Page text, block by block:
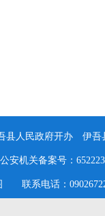
县人民政府开办 伊吾
安机关备案号：
联系电话：